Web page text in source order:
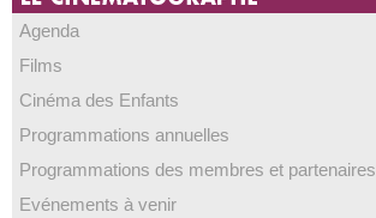
Agenda
Films
Cinéma des Enfants
Programmations annuelles
Programmations des membres et partenaires
Evénements à venir